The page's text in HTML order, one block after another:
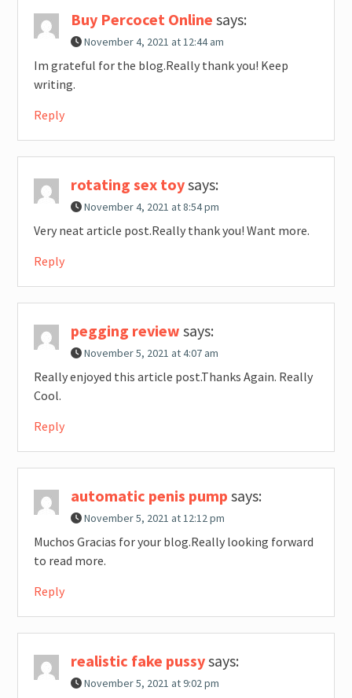
Buy Percocet Online says:
November 4, 2021 at 12:44 am
Im grateful for the blog.Really thank you! Keep
writing.
Reply
rotating sex toysays:
November 4, 2021 at 8:54 pm
Very neat article post.Really thank you! Want more.
Reply
pegging review says:
November 5, 2021 at 4:07 am
Really enjoyed this article post.Thanks Again. Really
Cool.
Reply
automatic penis pump says:
November 5, 2021 at 12:12 pm
Muchos Gracias for your blog.Really looking forward
to read more.
Reply
realistic fake pussysays:
November 5, 2021 at 9:02 pm